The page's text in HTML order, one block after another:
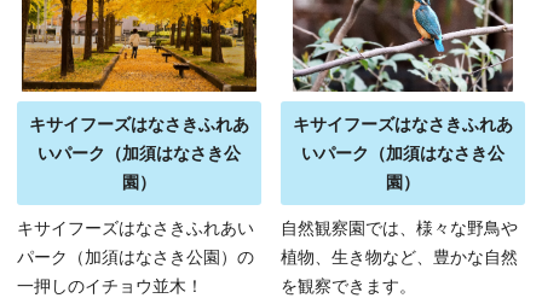
キサイフーズはなさきふれあ
いパーク（加須はなさき公
園）
キサイフーズはなさきふれあい
パーク（加須はなさき公園）の
一押しのイチョウ並木！
キサイフーズはなさきふれあ
いパーク（加須はなさき公
園）
自然観察園では、様々な野鳥や
植物、生き物など、豊かな自然
を観察できます。